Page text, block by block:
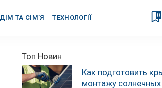
ДІМ ТА СІМ’Я ТЕХНОЛОГІЇ 0
Топ Новин
Как подготовить
монтажу солнечных